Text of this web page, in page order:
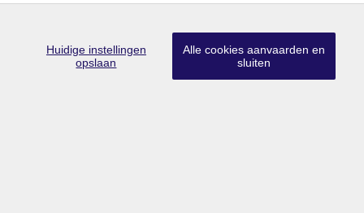
Lid CIB•Lid BIV•Erkend vastgoedmakelaar-bemiddelaar in België
Huidige instellingen
opslaan
Alle cookies aanvaarden en
sluiten